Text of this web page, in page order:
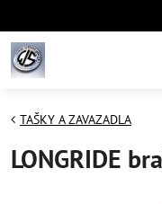
TAŠKY A ZAVAZADLA
LONGRIDE